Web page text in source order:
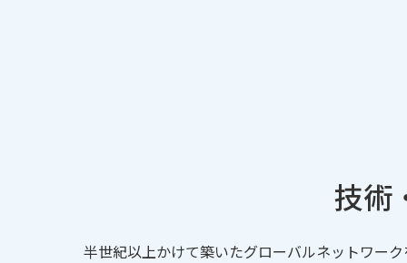
技術
半世紀以上かけて築いたグローバルネットワー